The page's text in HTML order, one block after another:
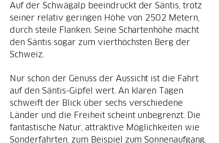
Auf der Schwägalp beeindruckt der Säntis, trotz
seiner relativ geringen Höhe von 2502 Metern,
durch steile Flanken. Seine Schartenhöhe macht
den Säntis sogar zum vierthöchsten Berg der
Schweiz.
Nur schon der Genuss der Aussicht ist die Fahrt
auf den Säntis-Gipfel wert. An klaren Tagen
schweift der Blick über sechs verschiedene
Länder und die Freiheit scheint unbegrenzt. Die
fantastische Natur, attraktive Möglichkeiten wie
Sonderfahrten, zum Beispiel zum Sonnenaufgang,